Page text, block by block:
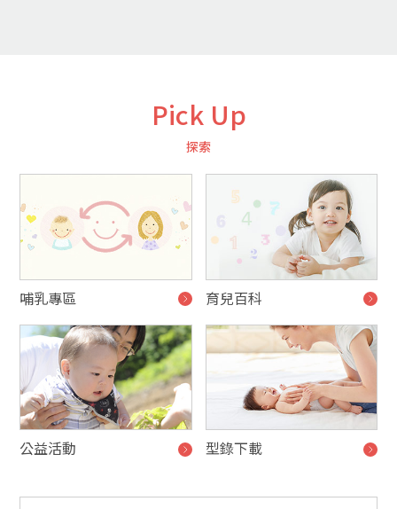
Pick Up
探索
哺乳專區 育兒百科
公益活動 型錄下載